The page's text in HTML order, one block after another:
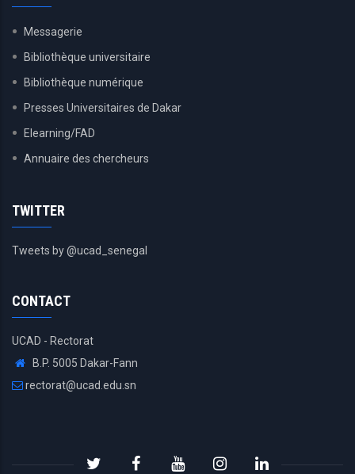
Messagerie
Bibliothèque universitaire
Bibliothèque numérique
Presses Universitaires de Dakar
Elearning/FAD
Annuaire des chercheurs
TWITTER
Tweets by @ucad_senegal
CONTACT
UCAD - Rectorat
B.P. 5005 Dakar-Fann
rectorat@ucad.edu.sn